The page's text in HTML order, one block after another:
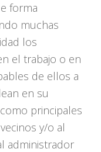
forma
muchas
los
el trabajo o en
de ellos a
en su
principales
y/o al
administrador